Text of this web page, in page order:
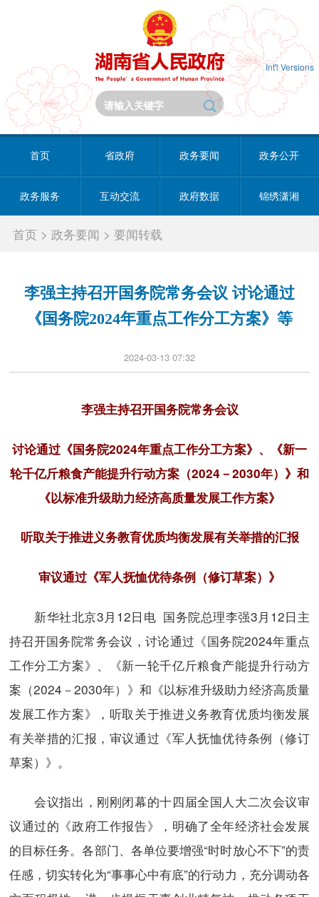
Int'l Versions
首页 省政府 政务要闻 政务公开
政务服务 互动交流 政府数据 锦绣潇湘
首页 >政务要闻 >要闻转载
李强主持召开国务院常务会议 讨论通过
《国务院2024年重点工作分工方案》等
2024-03-13 07:32
李强主持召开国务院常务会议
讨论通过《国务院2024年重点工作分工方案》、《新一
轮千亿斤粮食产能提升行动方案（2024－2030年）》和
《以标准升级助力经济高质量发展工作方案》
听取关于推进义务教育优质均衡发展有关举措的汇报
审议通过《军人抚恤优待条例（修订草案）》
新华社北京3月12日电 国务院总理李强3月12日主
持召开国务院常务会议，讨论通过《国务院2024年重点
工作分工方案》、《新一轮千亿斤粮食产能提升行动方
案（2024－2030年）》和《以标准升级助力经济高质量
发展工作方案》，听取关于推进义务教育优质均衡发展
有关举措的汇报，审议通过《军人抚恤优待条例（修订
草案）》。
会议指出，刚刚闭幕的十四届全国人大二次会议审
议通过的《政府工作报告》，明确了全年经济社会发展
的目标任务。各部门、各单位要增强“时时放心不下”的责
任感，切实转化为“事事心中有底”的行动力，充分调动各